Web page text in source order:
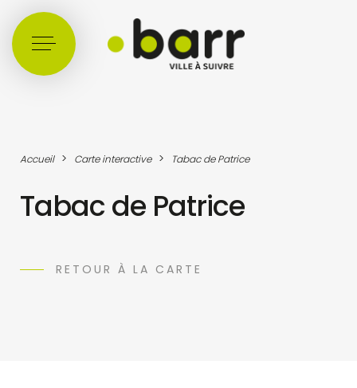
Accueil > Carte interactive > Tabac de Patrice
Tabac de Patrice
RETOUR À LA CARTE